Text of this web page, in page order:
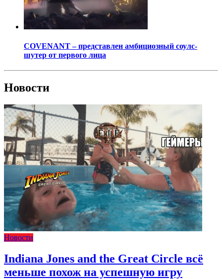
COVENANT – представлен амбициозный соулс-
шутер от первого лица
Новости
Новости
Indiana Jones and the Great Circle всё
меньше похож на успешную игру